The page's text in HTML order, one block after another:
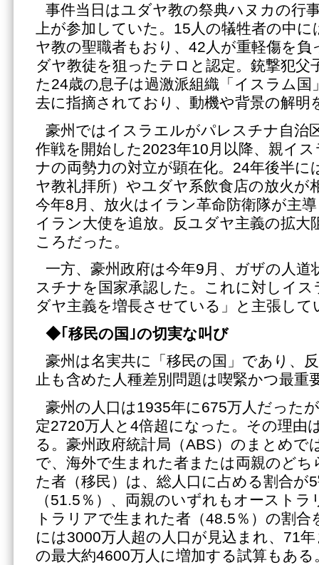
事件当日はユダヤ教の祭典ハヌカの行
上が参加していた。15人の犠牲者の中
ヤ教の聖職者もおり、42人が重軽傷を負
ダヤ教徒を狙ったテロと認定。銃撃犯父
た24歳の息子は過激派組織「イスラム国
去に指摘されており、動機や背景の解明
豪州ではイスラエルがパレスチナ自治
作戦を開始した2023年10月以降、親イ
ナの両勢力の対立が顕在化。24年後半に
ヤ教礼拝所）やユダヤ系飲食店の放火が
今年8月、放火はイラン革命防衛隊が主
イラン大使を追放。反ユダヤ主義の拡大
ころだった。
一方、豪州政府は今年9月、ガザの人道
スチナを国家承認した。これに対しイ
ダヤ主義を増長させている」と主張して
◆｢移民の国｣の切実な叫び
豪州は名実共に「移民の国」であり、
止も含めた人種差別問題は喫緊かつ最重
豪州の人口は1935年に675万人だった
定2720万人と4倍超になった。その理由
る。豪州政府統計局（ABS）のまとめで
で、海外で生まれた者または両親のど
た者（移民）は、総人口に占める割合が
（51.5％）、両親のいずれもオースト
トラリアで生まれた者（48.5％）の割合
には3000万人超の人口が見込まれ、71
の最大約4600万人に増加する試算もある